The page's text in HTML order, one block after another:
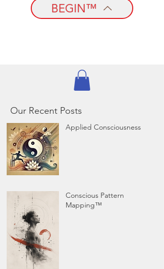
BEGIN™
Our Recent Posts
Applied Consciousness
Conscious Pattern
Mapping™